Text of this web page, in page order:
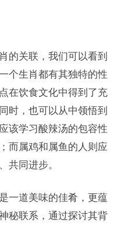
的关联，我们可以看到
个生肖都有其独特的性
在饮食文化中得到了充
时，也可以从中领悟到
该学习酸辣汤的包容性
而属鸡和属鱼的人则应
共同进步。
一道美味的佳肴，更蕴
秘联系，通过探讨其背